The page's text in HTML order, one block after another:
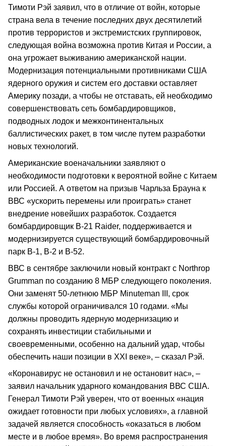
Тимоти Рэй заявил, что в отличие от войн, которые
страна вела в течение последних двух десятилетий
против террористов и экстремистских группировок,
следующая война возможна против Китая и России, а
она угрожает выживанию американской нации.
Модернизация потенциальными противниками США
ядерного оружия и систем его доставки оставляет
Америку позади, а чтобы не отставать, ей необходимо
совершенствовать сеть бомбардировщиков,
подводных лодок и межконтинентальных
баллистических ракет, в том числе путем разработки
новых технологий.
Американские военачальники заявляют о
необходимости подготовки к вероятной войне с Китаем
или Россией. А ответом на призыв Чарльза Брауна к
ВВС «ускорить перемены или проиграть» станет
внедрение новейших разработок. Создается
бомбардировщик В-21 Raider, поддерживается и
модернизируется существующий бомбардировочный
парк В-1, В-2 и В-52.
ВВС в сентябре заключили новый контракт с Northrop
Grumman по созданию 8 МБР следующего поколения.
Они заменят 50-летнюю МБР Minuteman III, срок
службы которой ограничивался 10 годами. «Мы
должны проводить ядерную модернизацию и
сохранять инвестиции стабильными и
своевременными, особенно на дальний удар, чтобы
обеспечить наши позиции в XXI веке», – сказал Рэй.
«Коронавирус не остановил и не остановит нас», –
заявил начальник ударного командования ВВС США.
Генерал Тимоти Рэй уверен, что от военных «нация
ожидает готовности при любых условиях», а главной
задачей является способность «оказаться в любом
месте и в любое время». Во время распространения